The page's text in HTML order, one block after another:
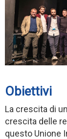
Obiettivi
La crescita di
crescita delle
questo Unione